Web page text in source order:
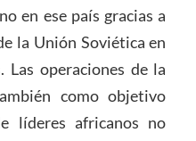
en ese país gracias a
la Unión Soviética en
Las operaciones de la
como objetivo
líderes africanos no